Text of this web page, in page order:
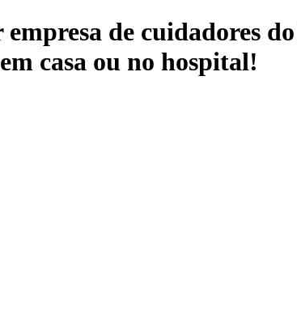
de cuidadores
casa ou no hospital!